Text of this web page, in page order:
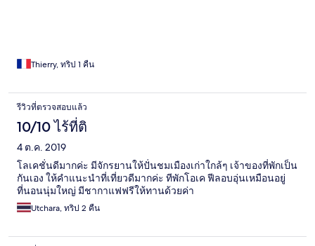
Thierry, ทริป 1 คืน
รีวิวที่ตรวจสอบแล้ว
10/10 ไร้ที่ติ
4 ต.ค. 2019
โลเคชั่นดีมากค่ะ มีจักรยานให้ปั่นชมเมืองเก่าใกล้ๆ เจ้าของที่พักเป็น
กันเอง ให้คำแนะนำที่เที่ยวดีมากค่ะ ทีพักโอเค ฟีลอบอุ่นเหมือนอยู่
ที่นอนนุ่มใหญ่ มีชากาแฟฟรีให้ทานด้วยค่า
Utchara, ทริป 2 คืน